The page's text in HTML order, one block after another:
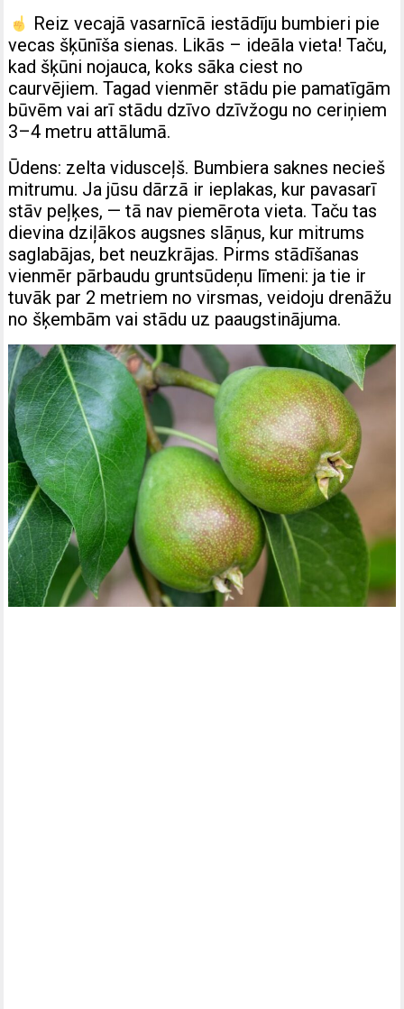
Reiz vecajā vasarnīcā iestādīju bumbieri pie
vecas šķūnīša sienas. Likās – ideāla vieta! Taču,
kad šķūni nojauca, koks sāka ciest no
caurvējiem. Tagad vienmēr stādu pie pamatīgām
būvēm vai arī stādu dzīvo dzīvžogu no ceriņiem
3–4 metru attālumā.
Ūdens: zelta vidusceļš. Bumbiera saknes necieš
mitrumu. Ja jūsu dārzā ir ieplakas, kur pavasarī
stāv peļķes, — tā nav piemērota vieta. Taču tas
dievina dziļākos augsnes slāņus, kur mitrums
saglabājas, bet neuzkrājas. Pirms stādīšanas
vienmēr pārbaudu gruntsūdeņu līmeni: ja tie ir
tuvāk par 2 metriem no virsmas, veidoju drenāžu
no šķembām vai stādu uz paaugstinājuma.